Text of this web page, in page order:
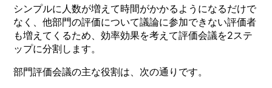
シンプルに人数が増えて時間がかかるようになるだけで
なく、他部門の評価について議論に参加できない評価者
も増えてくるため、効率効果を考えて評価会議を2ステ
ップに分割します。
部門評価会議の主な役割は、次の通りです。